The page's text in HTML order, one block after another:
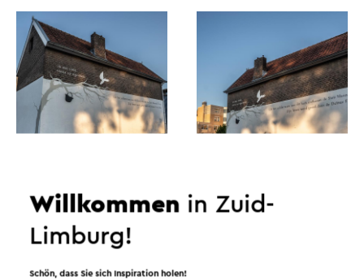
Routen in der Region
Willkommen in Zuid-
Limburg!
Schön, dass Sie sich Inspiration holen!